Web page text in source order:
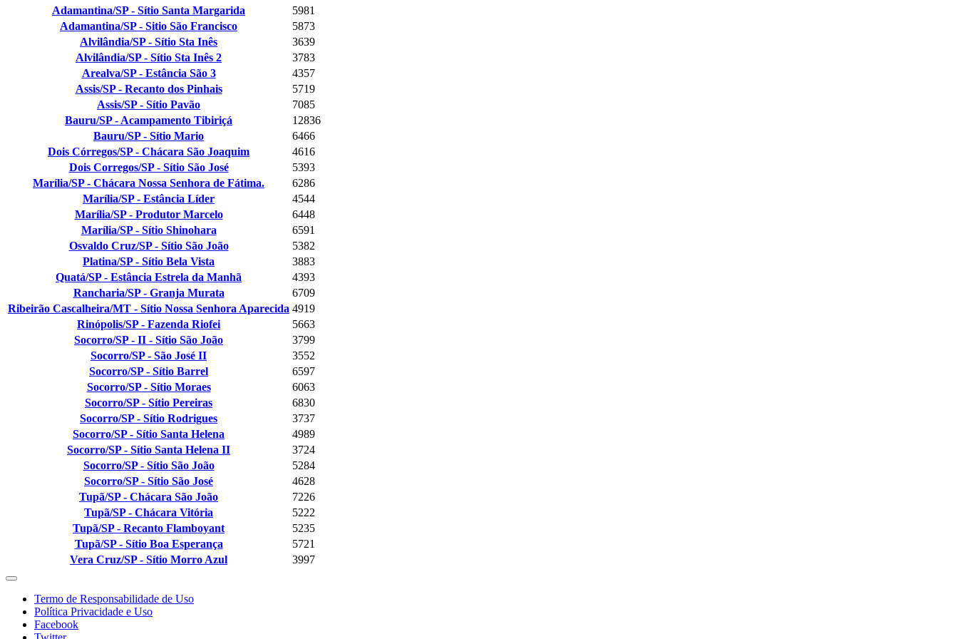
Adamantina/SP - Sítio Santa Margarida
5981
Adamantina/SP - Sitio São Francisco
5873
Alvilândia/SP - Sítio Sta Inês
3639
Alvilândia/SP - Sítio Sta Inês 2
3783
Arealva/SP - Estância São 3
4357
Assis/SP - Recanto dos Pinhais
5719
Assis/SP - Sítio Pavão
7085
Bauru/SP - Acampamento Tibiriçá
12836
Bauru/SP - Sítio Mario
6466
Dois Córregos/SP - Chácara São Joaquim
4616
Dois Corregos/SP - Sítio São José
5393
Marília/SP - Chácara Nossa Senhora de Fátima.
6286
Marília/SP - Estância Líder
4544
Marília/SP - Produtor Marcelo
6448
Marília/SP - Sítio Shinohara
6591
Osvaldo Cruz/SP - Sítio São João
5382
Platina/SP - Sítio Bela Vista
3883
Quatá/SP - Estância Estrela da Manhã
4393
Rancharia/SP - Granja Murata
6709
Ribeirão Cascalheira/MT - Sítio Nossa Senhora Aparecida 4919
Rinópolis/SP - Fazenda Riofei
5663
Socorro/SP - II - Sítio São João
3799
Socorro/SP - São José II
3552
Socorro/SP - Sítio Barrel
6597
Socorro/SP - Sítio Moraes
6063
Socorro/SP - Sítio Pereiras
6830
Socorro/SP - Sítio Rodrigues
3737
Socorro/SP - Sítio Santa Helena
4989
Socorro/SP - Sítio Santa Helena II
3724
Socorro/SP - Sítio São João
5284
Socorro/SP - Sítio São José
4628
Tupã/SP - Chácara São João
7226
Tupã/SP - Chácara Vitória
5222
Tupã/SP - Recanto Flamboyant
5235
Tupã/SP - Sítio Boa Esperança
5721
Vera Cruz/SP - Sítio Morro Azul
3997
Termo de Responsabilidade de Uso
Política Privacidade e Uso
Facebook